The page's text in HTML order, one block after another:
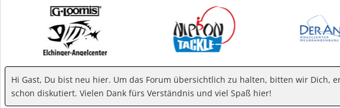
r
e
l
l
t
a
m
Hi Gast, Du bist neu hier. Um das Forum übersichtlich zu halten, bitten wir Dich,
schon diskutiert. Vielen Dank fürs Verständnis und viel Spaß hier!